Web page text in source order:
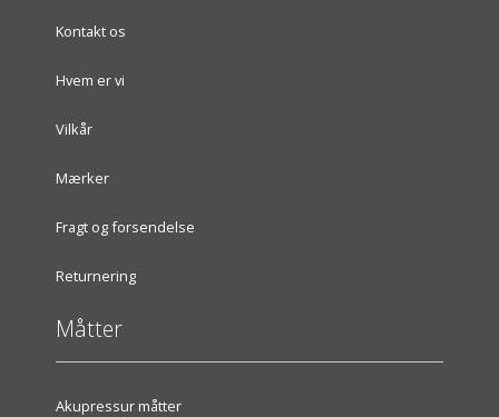
Kontakt os
Hvem er vi
Vilkår
Mærker
Fragt og forsendelse
Returnering
Måtter
Akupressur måtter